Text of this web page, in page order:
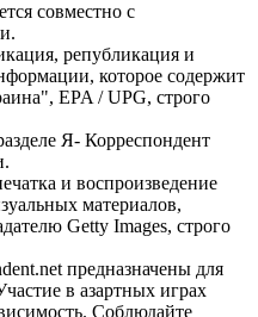
совместно с
републикация и
которое содержит
EPA / UPG, строго
Я- Корреспондент
и воспроизведение
материалов,
Getty Images, строго
предназначены для
в азартных играх
Соблюдайте